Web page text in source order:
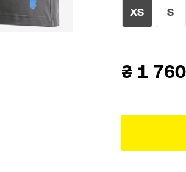
XS S
₴ 1